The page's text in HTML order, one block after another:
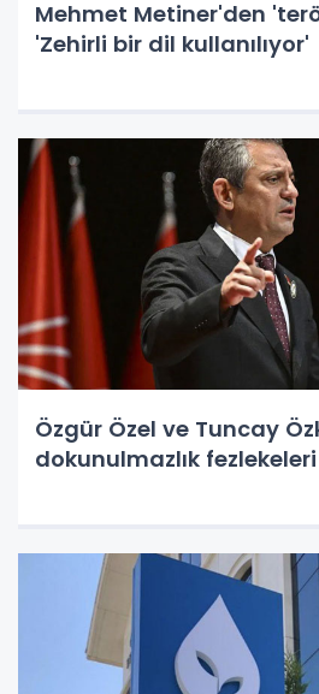
Mehmet Metiner'den
'Zehirli bir dil kullanılıyor'
Özgür Özel ve Tuncay
dokunulmazlık